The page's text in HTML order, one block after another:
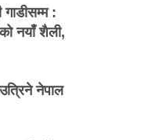
:
नयाँ शैली,
नेपाल